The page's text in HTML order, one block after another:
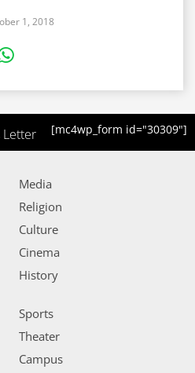
1, 2018
Letter [mc4wp_form id="30309"]
Media
Religion
Culture
Cinema
History
Sports
Theater
Campus